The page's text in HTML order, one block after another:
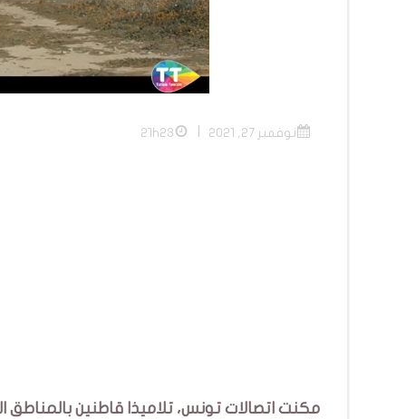
نوفمبر 27, 2021 21h23
مكنت اتصالات تونس، تلاميذا قاطنين بالمناطق